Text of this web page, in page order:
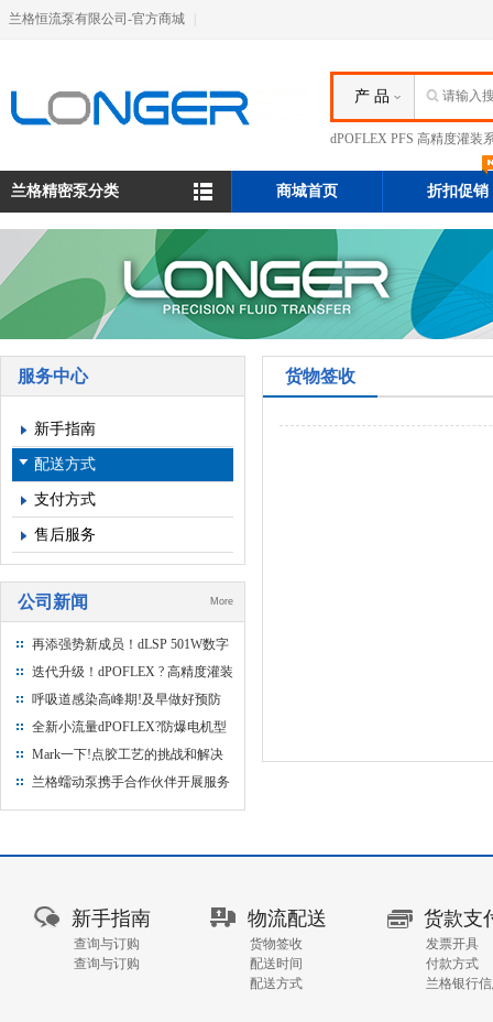
兰格恒流泵有限公司-官方商城
产 品
dPOFLEX PFS 高精度灌装
兰格精密泵分类 商城首页 折扣促销
服务中心
新手指南
配送方式
支付方式
售后服务
公司新闻 More
再添强势新成员！dLSP 501W数字
型分体式注射泵正式上市
迭代升级！dPOFLEX ? 高精度灌装
分装系统不断迭代提升产品能力
呼吸道感染高峰期!及早做好预防
措施
全新小流量dPOFLEX?防爆电机型
蠕动泵 - 为制药和化工行业的防爆
Mark一下!点胶工艺的挑战和解决
办法
兰格蠕动泵携手合作伙伴开展服务
货物签收
新手指南
查询与订购
查询与订购
物流配送
货物签收
配送时间
配送方式
货款支
发票开具
付款方式
兰格银行